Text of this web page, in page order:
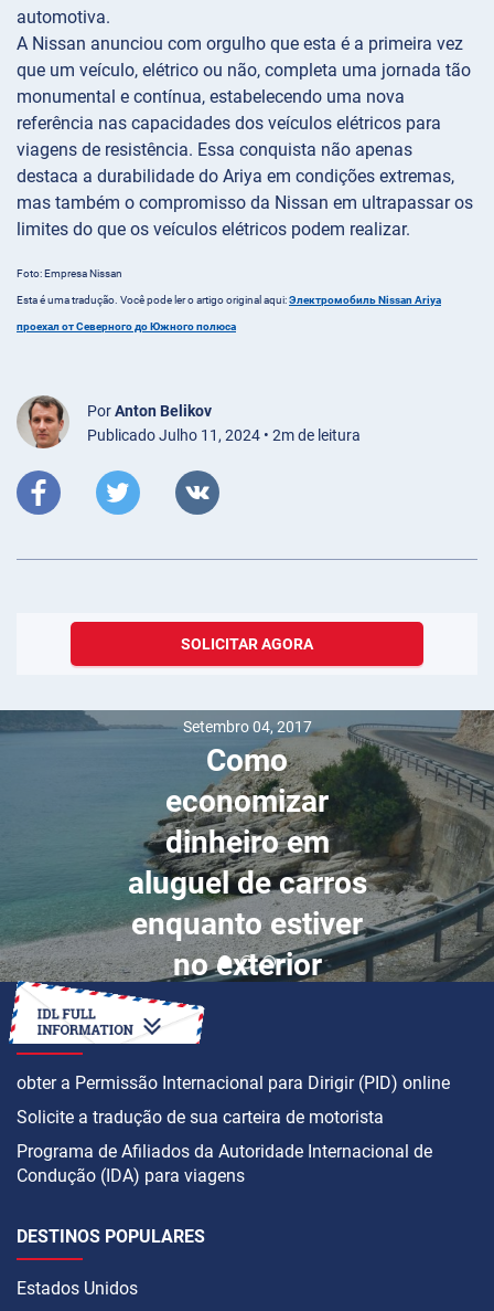
automotiva.
A Nissan anunciou com orgulho que esta é a primeira vez
que um veículo, elétrico ou não, completa uma jornada tão
monumental e contínua, estabelecendo uma nova
referência nas capacidades dos veículos elétricos para
viagens de resistência. Essa conquista não apenas
destaca a durabilidade do Ariya em condições extremas,
mas também o compromisso da Nissan em ultrapassar os
limites do que os veículos elétricos podem realizar.
Foto: Empresa Nissan
Esta é uma tradução. Você pode ler o artigo original aqui:Электромобиль Nissan Ariya
проехал от Северного до Южного полюса
PorAnton Belikov
Publicado Julho 11, 2024 • 2m de leitura
SOLICITAR AGORA
Setembro 04, 2017
Como
economizar
dinheiro em
aluguel de carros
enquanto estiver
no exterior
COMO
obter a Permissão Internacional para Dirigir (PID) online
Solicite a tradução de sua carteira de motorista
Programa de Afiliados da Autoridade Internacional de
Condução (IDA) para viagens
DESTINOS POPULARES
Estados Unidos